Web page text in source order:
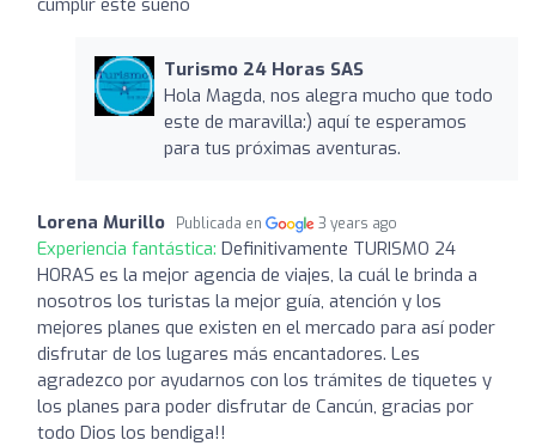
Turismo 24 Horas SAS
Hola Magda, nos alegra mucho que todo
este de maravilla:) aquí te esperamos
para tus próximas aventuras.
Lorena Murillo Publicada en 3 years ago
Experiencia fantástica: Definitivamente TURISMO 24
HORAS es la mejor agencia de viajes, la cuál le brinda a
nosotros los turistas la mejor guía, atención y los
mejores planes que existen en el mercado para así poder
disfrutar de los lugares más encantadores. Les
agradezco por ayudarnos con los trámites de tiquetes y
los planes para poder disfrutar de Cancún, gracias por
todo Dios los bendiga!!